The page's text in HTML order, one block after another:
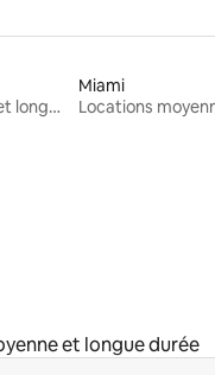
Locations moyenne et longue durée
Miami
et longue durée